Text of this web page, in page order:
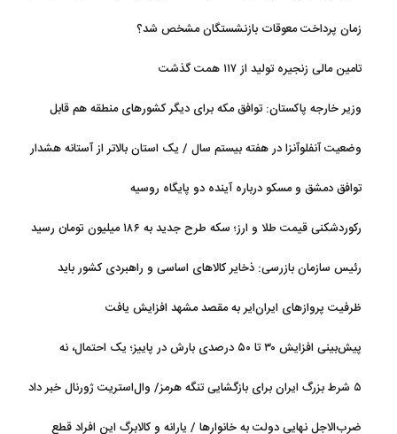
زمان پرداخت معوقات بازنشستگان مشخص شد؟
تامین مالی زنجیره تولید از ۱۱۷ همت گذشت
وزیر خارجه پاکستان: توافق مکه برای دیگر کشورهای منطقه هم قابل
وضعیت آنفلوآنزا در هفته بیستم سال / یک استان بالاتر از آستانه هشدار
توافق دمشق و مسکو درباره آینده دو پایگاه روسیه
رکوردشکنی قیمت طلا و ارز؛ سکه طرح جدید به ۱۸۶ میلیون تومان رسید
رئیس سازمان بازرسی: ذخایر کالاهای اساسی و راهبردی کشور باید
ظرفیت پروازهای ایران‌ایر به مقصد مشهد افزایش یافت
پیش‌بینی افزایش ۳۰ تا ۵۰ درصدی بارش در پاییز؛ یک احتمال، نه
۵ شرط بزرگ ایران برای بازگشایی تنگه هرمز/ وال‌استریت ژورنال خبر داد
ضرب‌الاجل نهایی دولت به خانوارها / یارانه و کالابرگ این افراد قطع